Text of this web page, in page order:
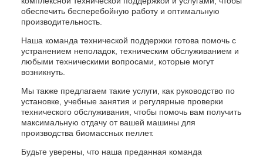
обеспечить бесперебойную работу и оптимальную
производительность.
Наша команда технической поддержки готова помочь с
устранением неполадок, техническим обслуживанием и
любыми техническими вопросами, которые могут
возникнуть.
Мы также предлагаем такие услуги, как руководство по
установке, учебные занятия и регулярные проверки
технического обслуживания, чтобы помочь вам получить
максимальную отдачу от вашей машины для
производства биомассных пеллет.
Будьте уверены, что наша преданная команда